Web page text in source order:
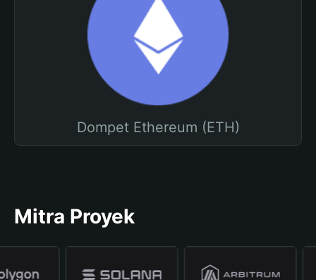
Dompet Ethereum (ETH)
Mitra Proyek